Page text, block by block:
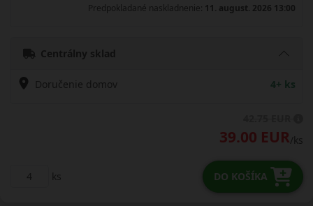
Predpokladané naskladnenie: 11. august. 2026 13:00
Centrálny sklad
Doručenie domov 4+ ks
39.00 EUR/ks
ks DO KOŠÍKA